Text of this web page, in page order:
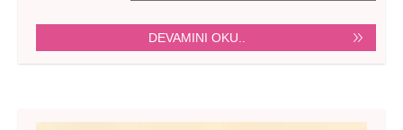
DEVAMINI OKU..